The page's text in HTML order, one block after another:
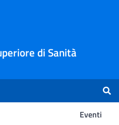
di Sanità
Eventi